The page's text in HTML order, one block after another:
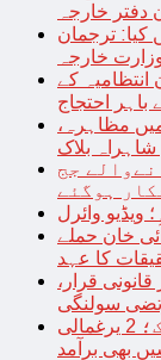
دفتر خارجہ
کیا: ترجمان
خارجہ
انتظامیہ کے
احتجاج
مظاہرہ،
بلاک
جج
ہوگئے
ویڈیو وائرل
خان حملے
کا عہد
قرار،
سولنگی
غزہ میں مزید 10 اسرائیلی فوجی ہلاک؛ 2 یرغمالی
بھی برآمد